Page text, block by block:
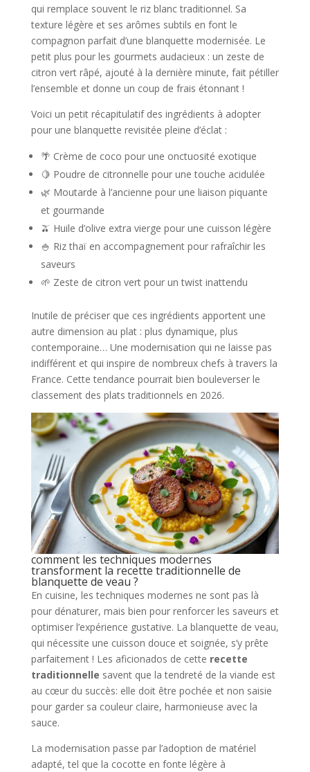
qui remplace souvent le riz blanc traditionnel. Sa
texture légère et ses arômes subtils en font le
compagnon parfait d’une blanquette modernisée. Le
petit plus pour les gourmets audacieux : un zeste de
citron vert râpé, ajouté à la dernière minute, fait pétiller
l’ensemble et donne un coup de frais étonnant !
Voici un petit récapitulatif des ingrédients à adopter
pour une blanquette revisitée pleine d’éclat :
🌴 Crème de coco pour une onctuosité exotique
🍋 Poudre de citronnelle pour une touche acidulée
🌿 Moutarde à l’ancienne pour une liaison piquante
et gourmande
🫒 Huile d’olive extra vierge pour une cuisson légère
🍚 Riz thaï en accompagnement pour rafraîchir les
saveurs
🌱 Zeste de citron vert pour un twist inattendu
Inutile de préciser que ces ingrédients apportent une
autre dimension au plat : plus dynamique, plus
contemporaine… Une modernisation qui ne laisse pas
indifférent et qui inspire de nombreux chefs à travers la
France. Cette tendance pourrait bien bouleverser le
classement des plats traditionnels en 2026.
comment les techniques modernes
transforment la recette traditionnelle de
blanquette de veau ?
En cuisine, les techniques modernes ne sont pas là
pour dénaturer, mais bien pour renforcer les saveurs et
optimiser l’expérience gustative. La blanquette de veau,
qui nécessite une cuisson douce et soignée, s’y prête
parfaitement ! Les aficionados de cette recette
traditionnelle savent que la tendreté de la viande est
au cœur du succès: elle doit être pochée et non saisie
pour garder sa couleur claire, harmonieuse avec la
sauce.
La modernisation passe par l’adoption de matériel
adapté, tel que la cocotte en fonte légère à